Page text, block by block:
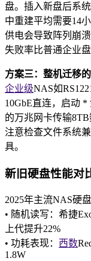
盘。插入新盘后系
中重建平均需要14
供电会导致阵列崩
失败率比普通企业盘
方案三：整机迁移
企业级NAS如
10GbE直连，启动 *
的万兆网卡传输8TB
注意检查文件系统
具。
新旧硬盘性能对
2025年主流NAS硬
• 随机读写：希捷
上代提升22%
• 功耗表现： 西数
1.8W